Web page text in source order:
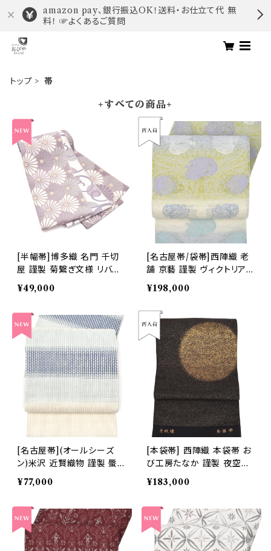
amazon pay、銀行振込OK！送料・お仕立て代 無
料！ ☞よくあるご質問
トップ 帯
+すべての商品+
[半幅帯]博多織 名門 千切
屋 謹製 菊繋ぎ文様 リバー
シブル 両面柄 小袋 正絹 日
本製(商品番号:22497)
¥49,000
[名古屋帯/袋帯]西陣織 老
舗 京藝 謹製 ヴィクトリア・
デザイン 天然石糸 子猫鍵
しっぽ 九寸帯 正絹 日本製
¥198,000
[名古屋帯](オールシーズ
ン)米沢 近賢織物 謹製 蜃
気楼 オーロラ 八寸帯 絹×
和紙 日本製(商品番号:225
¥77,000
[本袋帯] 西陣織 本袋帯 お
び工房たなか 謹製 夜空の
月文様 砂子金帯 正絹 日本
製(商品番号:15328)
¥183,000